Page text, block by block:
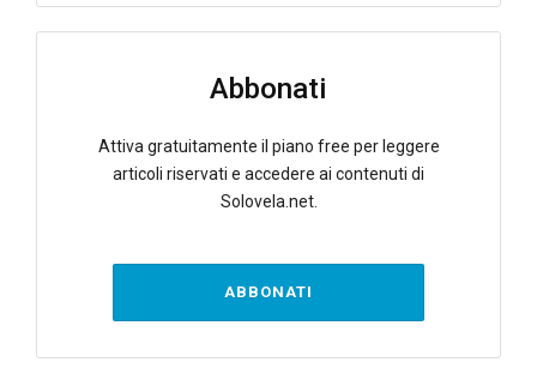
Abbonati
Attiva gratuitamente il piano free per leggere
articoli riservati e accedere ai contenuti di
Solovela.net.
ABBONATI